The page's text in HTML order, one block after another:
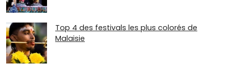
Top 4 des festivals les plus colorés de
Malaisie